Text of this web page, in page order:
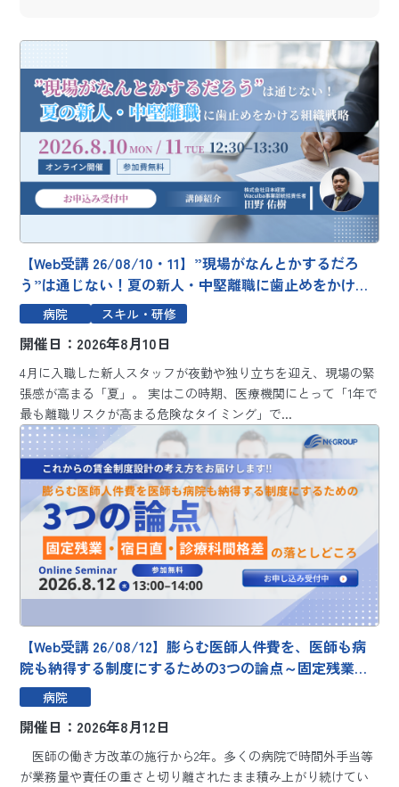
【Web受講 26/08/10・11】”現場がなんとかするだろ
う”は通じない！夏の新人・中堅離職に歯止めをかける
組織戦略～エンゲージメントをシステムで客観視し、明
日から現場で使える定着メソッド～
病院 スキル・研修
開催日：2026年8月10日
4月に入職した新人スタッフが夜勤や独り立ちを迎え、現場の緊
張感が高まる「夏」。 実はこの時期、医療機関にとって「1年で
最も離職リスクが高まる危険なタイミング」で...
【Web受講 26/08/12】膨らむ医師人件費を、医師も病
院も納得する制度にするための3つの論点～固定残業・
宿日直・診療科間格差の落としどころ～
病院
開催日：2026年8月12日
医師の働き方改革の施行から2年。多くの病院で時間外手当等
が業務量や責任の重さと切り離されたまま積み上がり続けてい